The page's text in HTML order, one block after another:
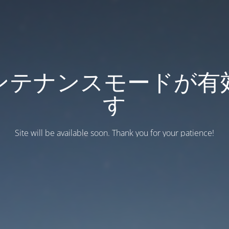
テナンスモードが有
す
Site will be available soon. Thank you for your patience!